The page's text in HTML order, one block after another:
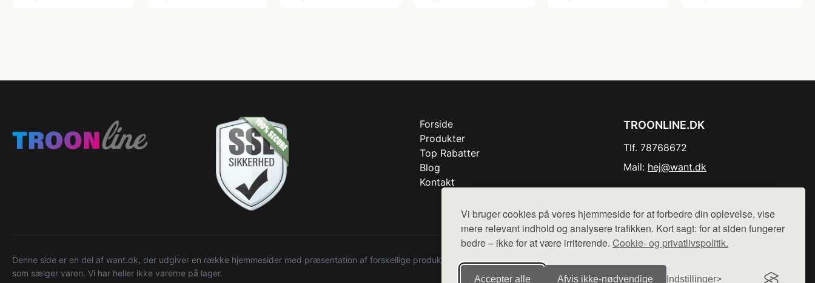
Vi bruger cookies på vores hjemmeside for at forbedre din oplevelse, vise
mere relevant indhold og analysere trafikken. Kort sagt: for at siden fungerer
bedre – ikke for at være irriterende. Cookie- og privatlivspolitik.
Accepter alle Afvis ikke‑nødvendige Indstillinger
Forside
Produkter
Top Rabatter
Blog
Kontakt
TROONLINE.DK
Tlf. 78768672
Mail: hej@want.dk
Denne side er en del af want.dk, der udgiver en række hjemmesider med præsentation af forskellige produkter fra diverse webshops. Der sælges ikke varer fra denne side - vi henviser til de shops,
som sælger varen. Vi har heller ikke varerne på lager.